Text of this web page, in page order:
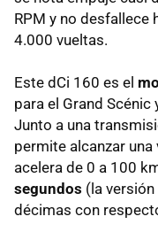
RPM y no desfallece
4.000 vueltas.
Este dCi 160 es el
para el Grand
Junto a una
permite alcanzar
acelera de 0 a 100
segundos (la
décimas con